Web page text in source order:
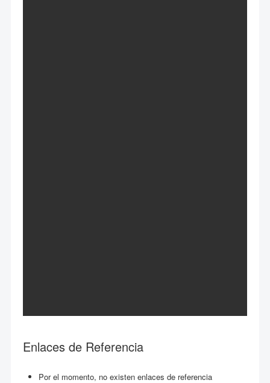
Enlaces de Referencia
Por el momento, no existen enlaces de referencia